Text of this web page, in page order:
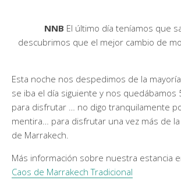
NNB El último día teníamos que
descubrimos que el mejor cambio de
Esta noche nos despedimos de la
se iba el día siguiente y nos quedábamos
para disfrutar … no digo tranquilamente
mentira… para disfrutar una vez más de la
de Marrakech.
Más información sobre nuestra estancia
Caos de Marrakech Tradicional